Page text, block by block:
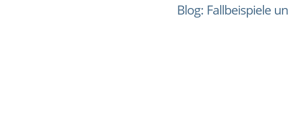
Blog: Fallbeispiele